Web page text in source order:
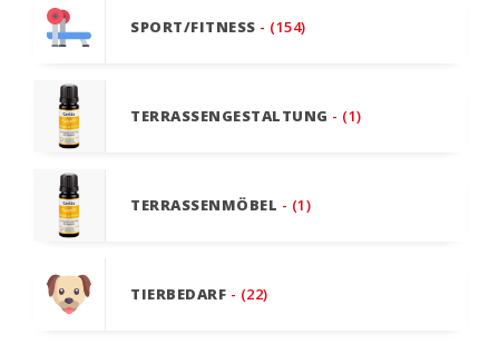
SPORT/FITNESS - (154)
TERRASSENGESTALTUNG - (1)
TERRASSENMÖBEL - (1)
TIERBEDARF - (22)